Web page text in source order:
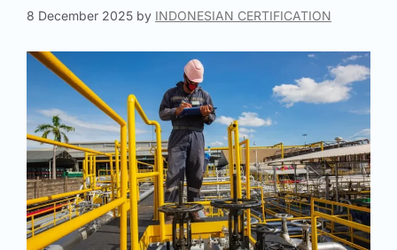
8 December 2025 by INDONESIAN CERTIFICATION